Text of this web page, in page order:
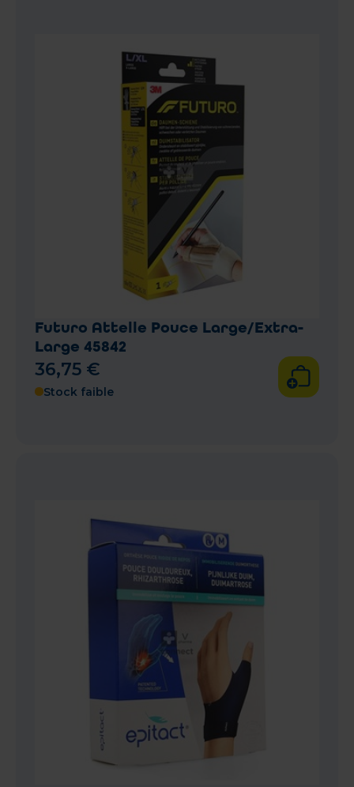
Futuro Attelle Pouce Large/Extra-
Large 45842
36,75 €
Stock faible